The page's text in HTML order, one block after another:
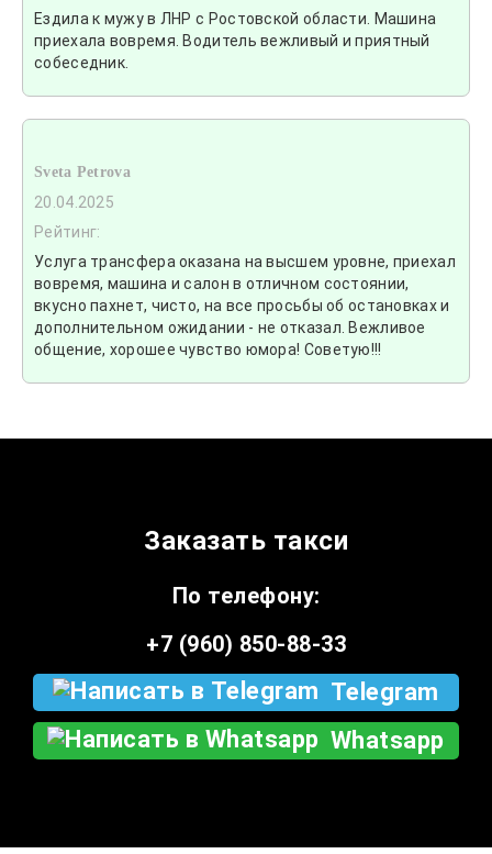
Ездила к мужу в ЛНР с Ростовской области. Машина
приехала вовремя. Водитель вежливый и приятный
собеседник.
Sveta Petrova
20.04.2025
Рейтинг:
Услуга трансфера оказана на высшем уровне, приехал
вовремя, машина и салон в отличном состоянии,
вкусно пахнет, чисто, на все просьбы об остановках и
дополнительном ожидании - не отказал. Вежливое
общение, хорошее чувство юмора! Советую!!!
Заказать такси
По телефону:
+7 (960) 850-88-33
Telegram
Whatsapp